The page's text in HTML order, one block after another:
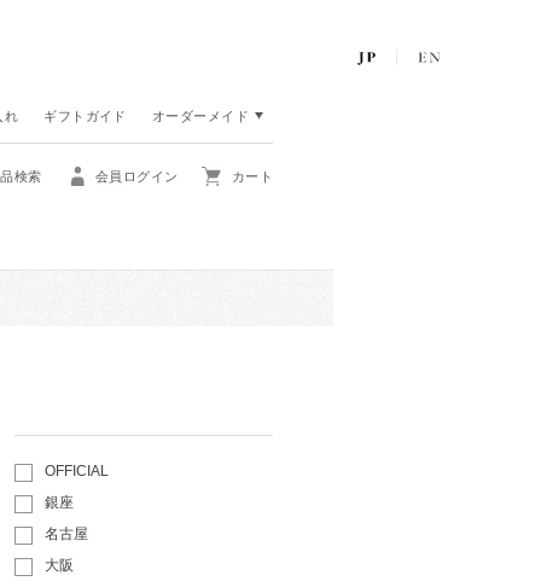
れ ギフトガイド オーダーメイド
検索 会員ログイン カート
OFFICIAL
銀座
名古屋
大阪